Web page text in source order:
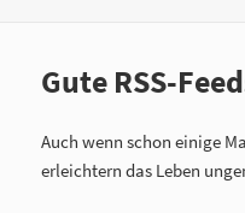
Gute RSS-
Auch wenn schon einige
erleichtern das Leben